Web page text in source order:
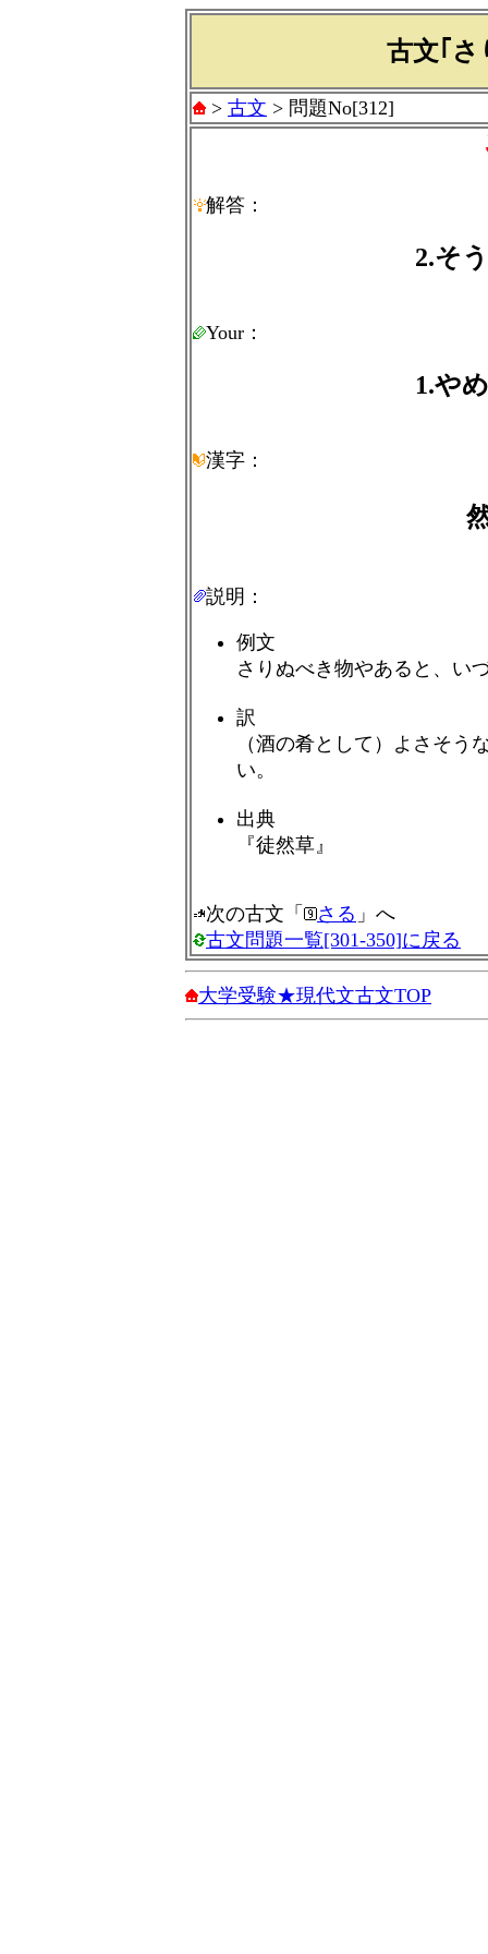
古文｢さ
> 古文 > 問題No[312]
解答：
2.そ
Your：
1.や
漢字：
説明：
例文
さりぬべき物やあると、い
訳
（酒の肴として）よさそう
い。
出典
『徒然草』
次の古文「 さる 」へ
古文問題一覧[301-350]に戻る
大学受験★現代文古文TOP